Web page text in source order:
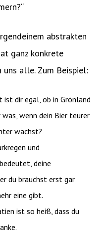
abstrakten
ganz konkrete
alle. Zum Beispiel:
ist dir egal, ob in Grönland
wenn dein Bier teurer
wächst?
und
deine
du brauchst erst gar
eine gibt.
ist so heiß, dass du